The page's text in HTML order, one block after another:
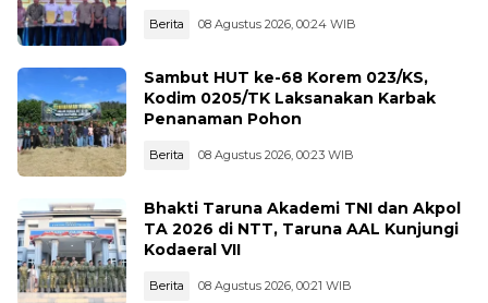
Berita 08 Agustus 2026, 00:24 WIB
Sambut HUT ke-68 Korem 023/KS,
Kodim 0205/TK Laksanakan Karbak
Penanaman Pohon
Berita 08 Agustus 2026, 00:23 WIB
Bhakti Taruna Akademi TNI dan Akpol
TA 2026 di NTT, Taruna AAL Kunjungi
Kodaeral VII
Berita 08 Agustus 2026, 00:21 WIB